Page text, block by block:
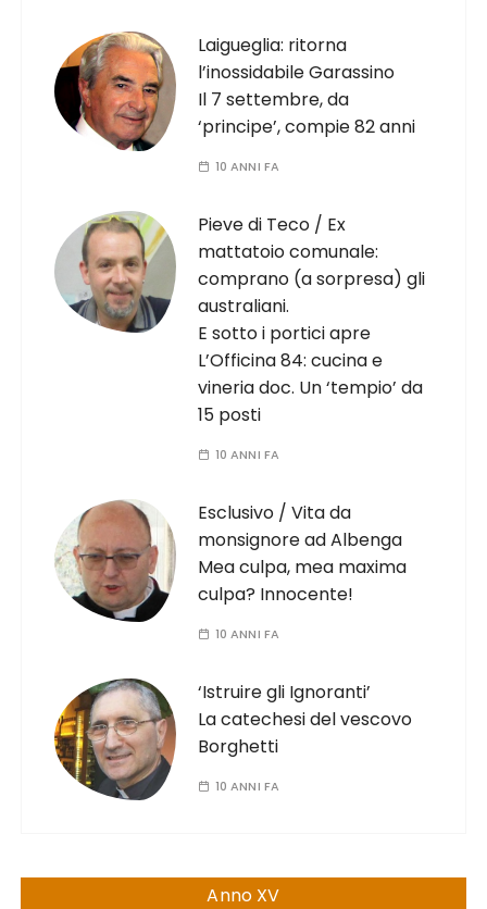
Laigueglia: ritorna
l’inossidabile Garassino
Il 7 settembre, da
‘principe’, compie 82 anni
10 ANNI FA
Pieve di Teco / Ex
mattatoio comunale:
comprano (a sorpresa) gli
australiani.
E sotto i portici apre
L’Officina 84: cucina e
vineria doc. Un ‘tempio’ da
15 posti
10 ANNI FA
Esclusivo / Vita da
monsignore ad Albenga
Mea culpa, mea maxima
culpa? Innocente!
10 ANNI FA
‘Istruire gli Ignoranti’
La catechesi del vescovo
Borghetti
10 ANNI FA
Anno XV